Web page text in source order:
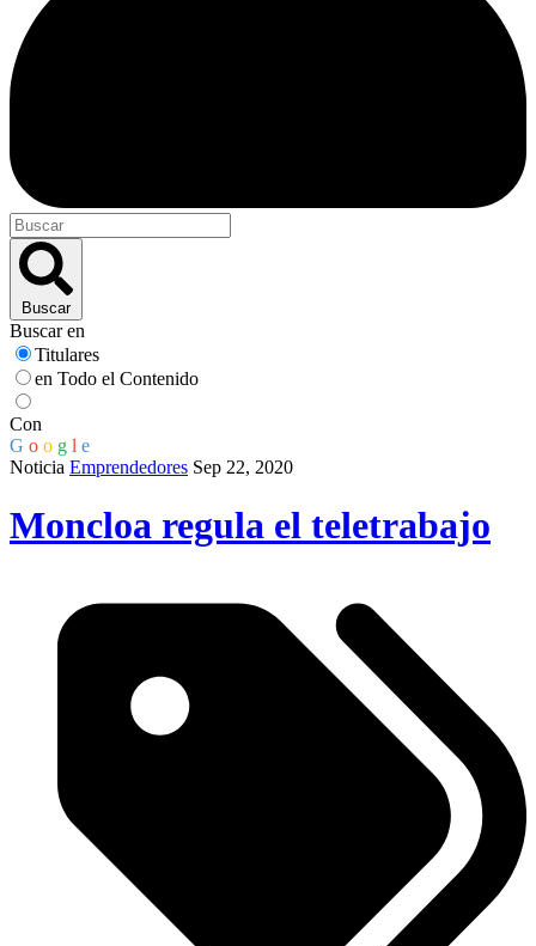
Buscar
Buscar en
Titulares
en Todo el Contenido
Con
G o o g l e
Noticia Emprendedores Sep 22, 2020
Moncloa regula el teletrabajo